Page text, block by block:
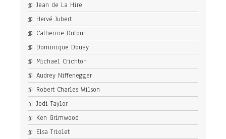
Jean de La Hire
Hervé Jubert
Catherine Dufour
Dominique Douay
Michael Crichton
Audrey Niffenegger
Robert Charles Wilson
Jodi Taylor
Ken Grimwood
Elsa Triolet